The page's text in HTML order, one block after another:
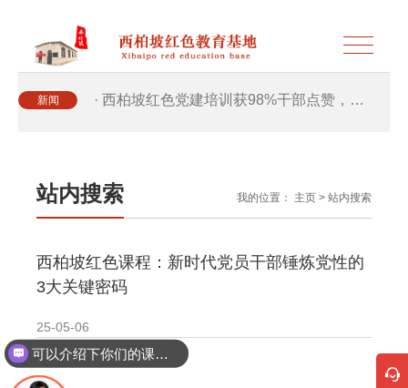
新闻 · 西柏坡红色党建培训获98%干部点赞，…
· 干部培训破解走过场 西柏坡红色教育…
· 2026年干部培训提质增效三大路径，揭…
· 筑牢新时代干部信仰根基 西柏坡3招给…
站内搜索 我的位置： 主页 > 站内搜索
西柏坡红色课程：新时代党员干部锤炼党性的
3大关键密码
25-05-06